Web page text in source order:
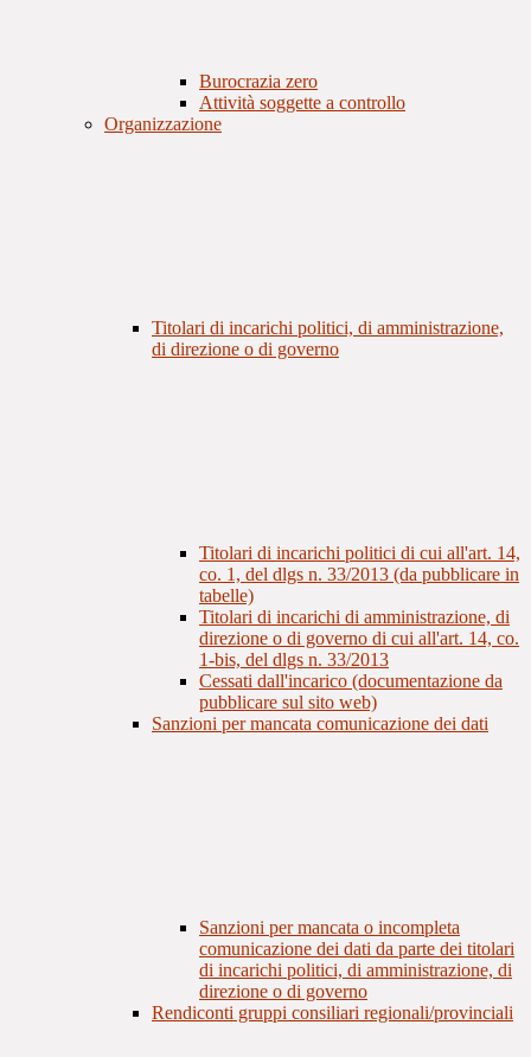
Burocrazia zero
Attività soggette a controllo
Organizzazione
Titolari di incarichi politici, di amministrazione,
di direzione o di governo
Titolari di incarichi politici di cui all'art. 14,
co. 1, del dlgs n. 33/2013 (da pubblicare in
tabelle)
Titolari di incarichi di amministrazione, di
direzione o di governo di cui all'art. 14, co.
1-bis, del dlgs n. 33/2013
Cessati dall'incarico (documentazione da
pubblicare sul sito web)
Sanzioni per mancata comunicazione dei dati
Sanzioni per mancata o incompleta
comunicazione dei dati da parte dei titolari
di incarichi politici, di amministrazione, di
direzione o di governo
Rendiconti gruppi consiliari regionali/provinciali